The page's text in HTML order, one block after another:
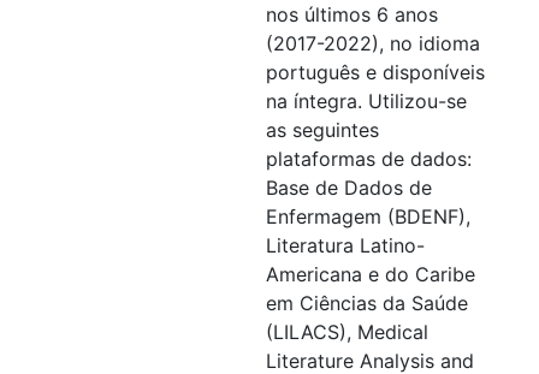
nos últimos 6 anos
(2017-2022), no idioma
português e disponíveis
na íntegra. Utilizou-se
as seguintes
plataformas de dados:
Base de Dados de
Enfermagem (BDENF),
Literatura Latino-
Americana e do Caribe
em Ciências da Saúde
(LILACS), Medical
Literature Analysis and